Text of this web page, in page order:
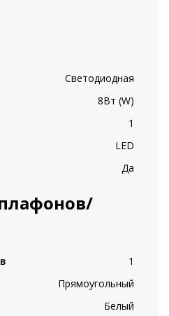
Светодиодная
8Вт (W)
1
LED
Да
1
Прямоугольный
Белый